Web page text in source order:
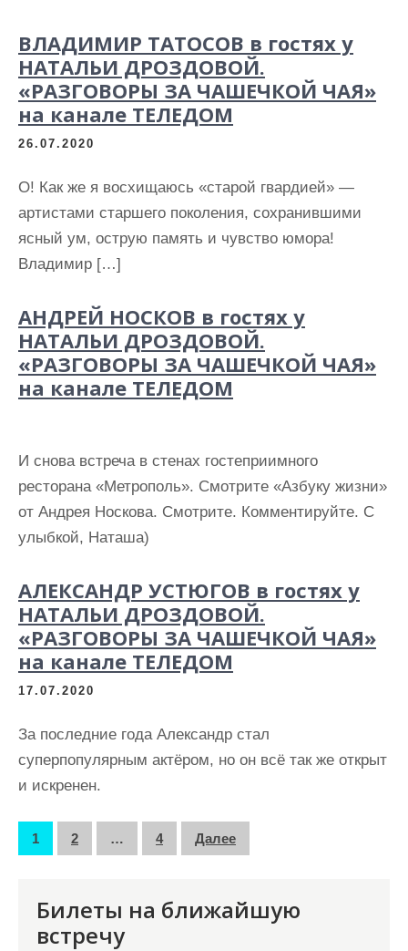
ВЛАДИМИР ТАТОСОВ в гостях у
НАТАЛЬИ ДРОЗДОВОЙ.
«РАЗГОВОРЫ ЗА ЧАШЕЧКОЙ ЧАЯ»
на канале ТЕЛЕДОМ
26.07.2020
О! Как же я восхищаюсь «старой гвардией» —
артистами старшего поколения, сохранившими
ясный ум, острую память и чувство юмора!
Владимир […]
АНДРЕЙ НОСКОВ в гостях у
НАТАЛЬИ ДРОЗДОВОЙ.
«РАЗГОВОРЫ ЗА ЧАШЕЧКОЙ ЧАЯ»
на канале ТЕЛЕДОМ
И снова встреча в стенах гостеприимного
ресторана «Метрополь». Смотрите «Азбуку жизни»
от Андрея Носкова. Смотрите. Комментируйте. С
улыбкой, Наташа)
АЛЕКСАНДР УСТЮГОВ в гостях у
НАТАЛЬИ ДРОЗДОВОЙ.
«РАЗГОВОРЫ ЗА ЧАШЕЧКОЙ ЧАЯ»
на канале ТЕЛЕДОМ
17.07.2020
За последние года Александр стал
суперпопулярным актёром, но он всё так же открыт
и искренен.
Пагинация
1 2 … 4 Далее
Билеты на ближайшую
встречу